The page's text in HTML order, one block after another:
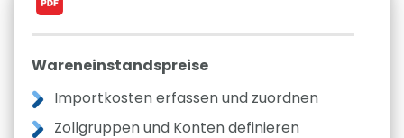
Wareneinstandspreise
Importkosten erfassen und zuordnen
Zollgruppen und Konten definieren